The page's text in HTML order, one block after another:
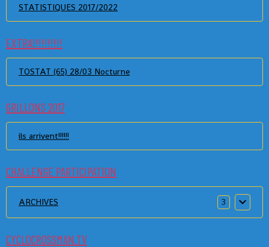
STATISTIQUES 2017/2022
EXTRA!!!!!!!!!!
TOSTAT (65) 28/03 Nocturne
GRILLONS 2017
ils arrivent!!!!!!
CHALLENGE PARTICIPATION
ARCHIVES 3
CYCLOCROSSMAN.TV